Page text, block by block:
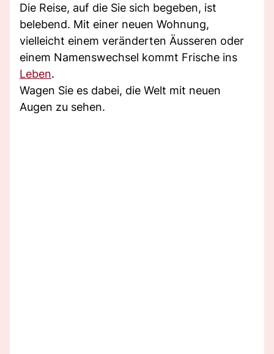
Die Reise, auf die Sie sich begeben, ist
belebend. Mit einer neuen Wohnung,
vielleicht einem veränderten Äusseren oder
einem Namenswechsel kommt Frische ins
Leben.
Wagen Sie es dabei, die Welt mit neuen
Augen zu sehen.